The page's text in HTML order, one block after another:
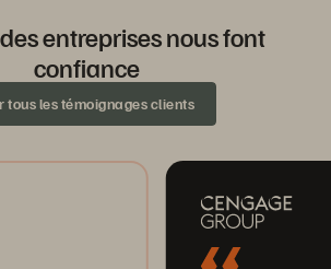
entreprises nous font
confiance
tous les témoignages clients